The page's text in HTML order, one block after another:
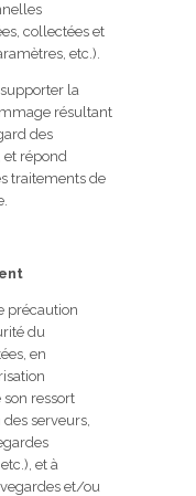
collectées et
etc.).
la
résultant
des
et répond
traitements de
précaution
du
en
ressort
serveurs,
et à
et/ou